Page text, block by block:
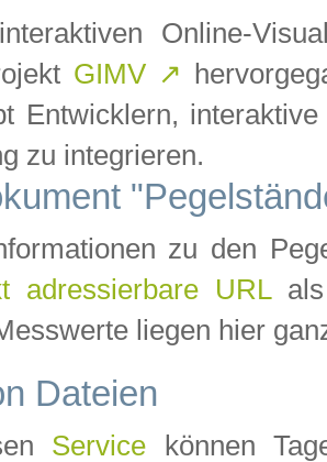
Online-
GIMV ↗
Entwicklern,
zu integrieren.
zu den
adressierbare URLals
liegen hier
Dateien
Service können